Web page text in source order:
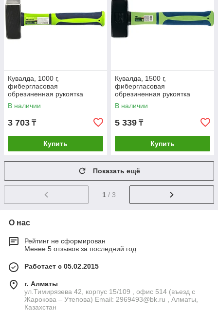
Кувалда, 1000 г,
фибергласовая
обрезиненная рукоятка
Сибртех
В наличии
3 703 ₸
Купить
Кувалда, 1500 г,
фибергласовая
обрезиненная рукоятка
Сибртех
В наличии
5 339 ₸
Купить
Показать ещё
1 / 3
О нас
Рейтинг не сформирован
Менее 5 отзывов за последний год
Работает с 05.02.2015
г. Алматы
ул.Тимирязева 42, корпус 15/109 , офис 514 (въезд с
Жарокова – Утепова) Email: 2969493@bk.ru , Алматы,
Казахстан